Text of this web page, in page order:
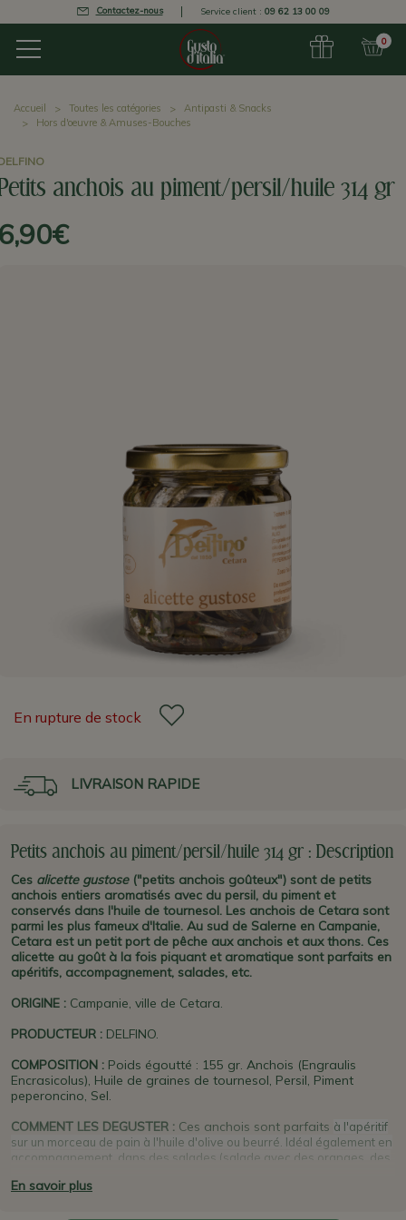
Contactez-nous Service client : 09 62 13 00 09
0
Accueil Toutes les catégories
Antipasti & Snacks
Hors d'oeuvre & Amuses-Bouches
anchois au piment/persil/huile 314 gr
En rupture de stock
LIVRAISON RAPIDE
Petits anchois au piment/persil/huile 314 gr : Description
Ces alicette gustose("petits anchois goûteux") sont de petits
anchois entiers aromatisés avec du persil, du piment et
conservés dans l'huile de tournesol. Les anchois de Cetara sont
parmi les plus fameux d'Italie. Au sud de Salerne en Campanie,
Cetara est un petit port de pêche aux anchois et aux thons. Ces
alicette au goût à la fois piquant et aromatique sont parfaits en
apéritifs, accompagnement, salades, etc.
ORIGINE : Campanie, ville de Cetara.
PRODUCTEUR : DELFINO.
COMPOSITION : Poids égoutté : 155 gr. Anchois (Engraulis
Encrasicolus), Huile de graines de tournesol, Persil, Piment
peperoncino, Sel.
COMMENT LES DEGUSTER : Ces anchois sont parfaits à l'apéritif
sur un morceau de pain à l'huile d'olive ou beurré. Idéal également en
accompagnement, dans des salades (salade avec des oranges, des
blanc Fiano di Avellino ou un vin rosé Irpinia rosato, tous deux de
En savoir plus